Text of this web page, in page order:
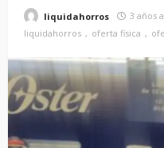
liquidahorros 3 años
liquidahorros
oferta fisica